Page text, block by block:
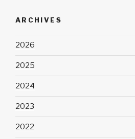
ARCHIVES
2026
2025
2024
2023
2022